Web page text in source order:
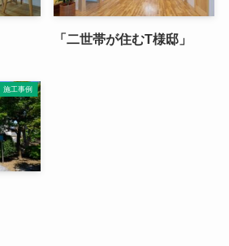
「二世帯が住むT様邸」
施工事例